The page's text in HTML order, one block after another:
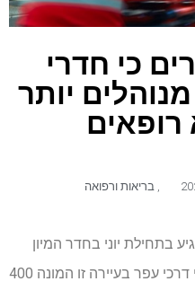
כי חדרי
יותר
רופאים
בריאות ורפואה
בתחילת יוני בחדר המיון
בבית החולים הקטן בצומת של שני דרכי עפר בעיירה זו המונה 400